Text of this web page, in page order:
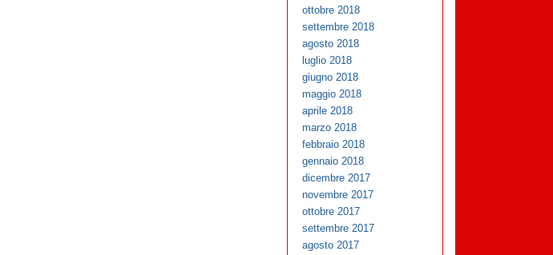
ottobre 2018
settembre 2018
agosto 2018
luglio 2018
giugno 2018
maggio 2018
aprile 2018
marzo 2018
febbraio 2018
gennaio 2018
dicembre 2017
novembre 2017
ottobre 2017
settembre 2017
agosto 2017